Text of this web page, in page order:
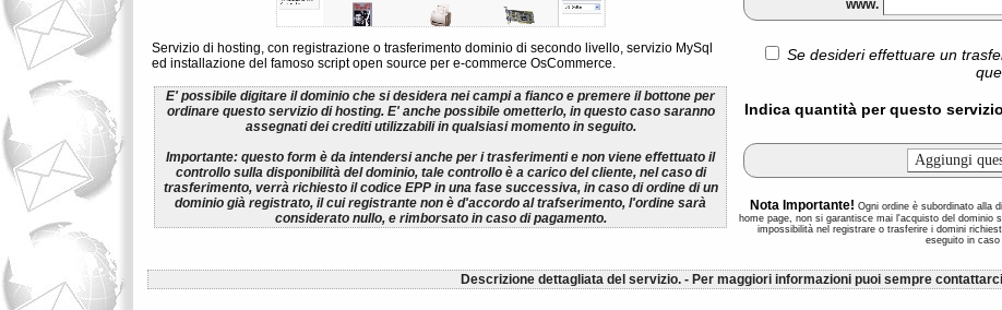
Servizio di hosting, con registrazione o trasferimento dominio di secondo livello, servizio MySql
ed installazione del famoso script open source per e-commerce OsCommerce.
E' possibile digitare il dominio che si desidera nei campi a fianco e premere il bottone per
ordinare questo servizio di hosting. E' anche possibile ometterlo, in questo caso saranno
assegnati dei crediti utilizzabili in qualsiasi momento in seguito.
Importante: questo form è da intendersi anche per i trasferimenti e non viene effettuato il
controllo sulla disponibilità del dominio, tale controllo è a carico del cliente, nel caso di
trasferimento, verrà richiesto il codice EPP in una fase successiva, in caso di ordine di un
dominio già registrato, il cui registrante non è d'accordo al trafserimento, l'ordine sarà
considerato nullo, e rimborsato in caso di pagamento.
www.
Se desideri effettuare un
Indica quantità per questo
Nota Importante! Ogni ordine è subordinato alla
home page, non si garantisce mai l'acquisto del
impossibilità nel registrare o trasferire i domini
eseguito in
Descrizione dettagliata del servizio. - Per maggiori informazioni puoi sempre